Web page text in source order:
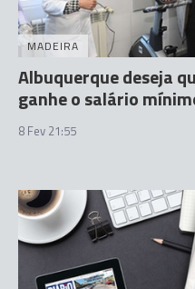
MADEIRA
Albuquerque deseja
ganhe o salário
8 Fev 21:55